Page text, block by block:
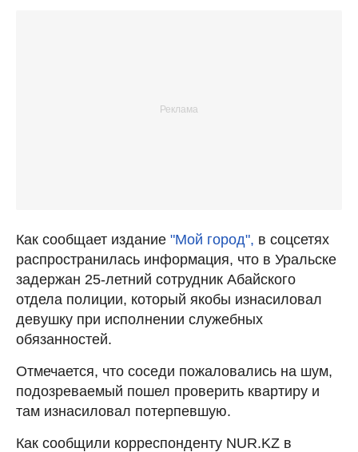
Как сообщает издание "Мой город", в соцсетях
распространилась информация, что в Уральске
задержан 25-летний сотрудник Абайского
отдела полиции, который якобы изнасиловал
девушку при исполнении служебных
обязанностей.
Отмечается, что соседи пожаловались на шум,
подозреваемый пошел проверить квартиру и
там изнасиловал потерпевшую.
Как сообщили корреспонденту NUR.KZ в